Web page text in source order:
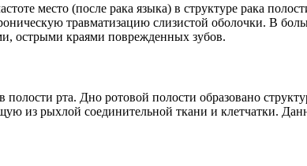
место (после рака языка) в структуре рака
травматизацию слизистой оболочки. В
острыми краями поврежденных зубов.
полости рта. Дно ротовой полости образовано
из рыхлой соединительной ткани и клетчатки.